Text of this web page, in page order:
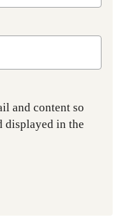
and content so
displayed in the